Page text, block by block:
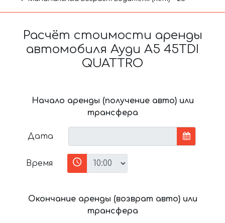
Расчёт стоимости аренды
автомобиля Ауди A5 45TDI
QUATTRO
Начало аренды (получение авто) или
трансфера
Дата
Время
Окончание аренды (возврат авто) или
трансфера